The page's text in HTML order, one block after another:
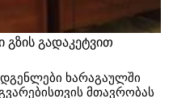
გადაკეტვით
ხარაგაულში
მთავრობას